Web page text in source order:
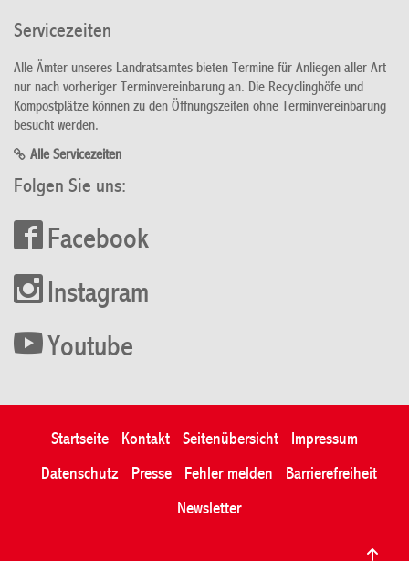
Servicezeiten
Alle Ämter unseres Landratsamtes bieten Termine für Anliegen aller Art
nur nach vorheriger Terminvereinbarung an. Die Recyclinghöfe und
Kompostplätze können zu den Öffnungszeiten ohne Terminvereinbarung
besucht werden.
Alle Servicezeiten
Folgen Sie uns:
Facebook
Instagram
Youtube
Startseite Kontakt Seitenübersicht
Impressum
Datenschutz
Presse Fehler melden
Barrierefreiheit
Newsletter